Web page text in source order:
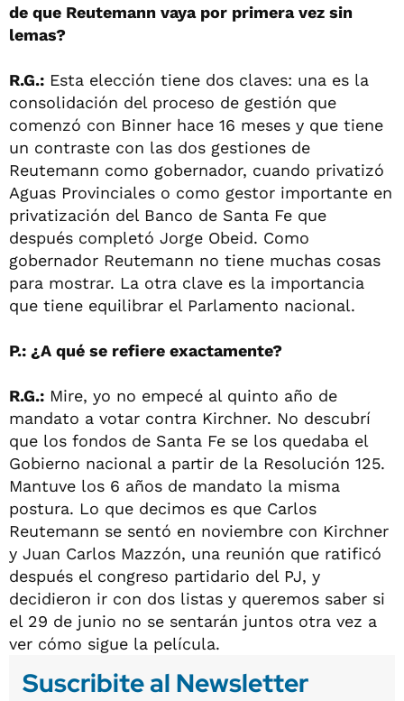
de que Reutemann vaya por primera vez sin
lemas?
R.G.: Esta elección tiene dos claves: una es la
consolidación del proceso de gestión que
comenzó con Binner hace 16 meses y que tiene
un contraste con las dos gestiones de
Reutemann como gobernador, cuando privatizó
Aguas Provinciales o como gestor importante en
privatización del Banco de Santa Fe que
después completó Jorge Obeid. Como
gobernador Reutemann no tiene muchas cosas
para mostrar. La otra clave es la importancia
que tiene equilibrar el Parlamento nacional.
P.: ¿A qué se refiere exactamente?
R.G.: Mire, yo no empecé al quinto año de
mandato a votar contra Kirchner. No descubrí
que los fondos de Santa Fe se los quedaba el
Gobierno nacional a partir de la Resolución 125.
Mantuve los 6 años de mandato la misma
postura. Lo que decimos es que Carlos
Reutemann se sentó en noviembre con Kirchner
y Juan Carlos Mazzón, una reunión que ratificó
después el congreso partidario del PJ, y
decidieron ir con dos listas y queremos saber si
el 29 de junio no se sentarán juntos otra vez a
ver cómo sigue la película.
Suscribite al Newsletter